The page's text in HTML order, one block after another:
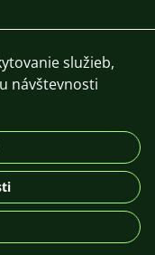
DE
© 2026 For Aquarist
služieb,
návštevnosti